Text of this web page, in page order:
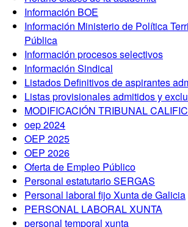
Información BOE
Información Ministerio de Política
Pública
Información procesos selectivos
Información Sindical
Listados Definitivos de aspirantes
Listas provisionales admitidos y
MODIFICACIÓN TRIBUNAL
oep 2024
OEP 2025
OEP 2026
Oferta de Empleo Público
Personal estatutario SERGAS
Personal laboral fijo Xunta de Galicia
PERSONAL LABORAL XUNTA
personal temporal xunta